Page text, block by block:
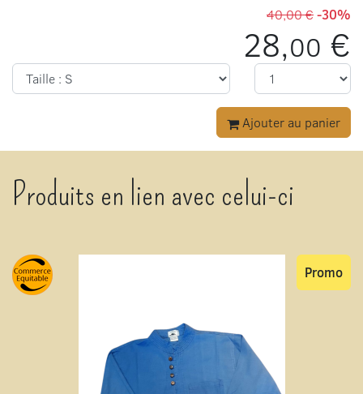
40,00 €-30%
28,00 €
Ajouter au panier
Produits en lien avec celui-ci
Promo